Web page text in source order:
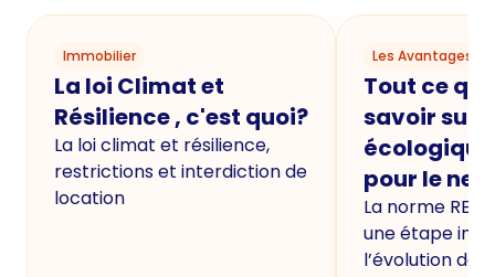
Immobilier
La loi Climat et
Résilience , c'est quoi?
La loi climat et résilience,
restrictions et interdiction de
location
Les Avantages
Tout ce
savoir sur
écologique
pour le
La norme
une étape
l’évolution de